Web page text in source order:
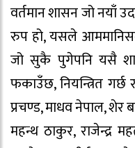
वर्तमान शासन जो नयाँ
रुप हो, यसले
जो सुकै पुगेपनि यसै
फकाउँछ, नियन्त्रित
प्रचण्ड, माधव नेपाल, शेर
महन्थ ठाकुर, राजेन्द्र